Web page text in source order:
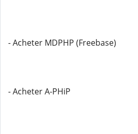
- Acheter MDPHP (Freebase)
- Acheter A-PHiP